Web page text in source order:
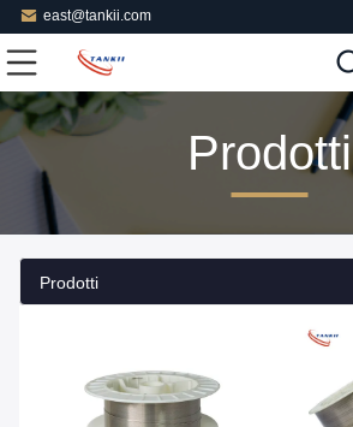
east@tankii.com
Prodotti
Prodotti